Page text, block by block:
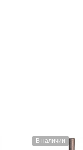
В наличии